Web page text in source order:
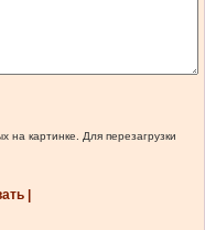
на картинке. Для перезагрузки
|